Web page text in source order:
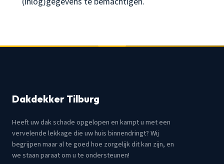
Dakdekker Tilburg
Heeft uw dak schade opgelopen en kampt u met een
vervelende lekkage die uw huis binnendringt? Wij
begrijpen maar al te goed hoe zorgelijk dit kan zijn, en
we staan paraat om u te ondersteunen!